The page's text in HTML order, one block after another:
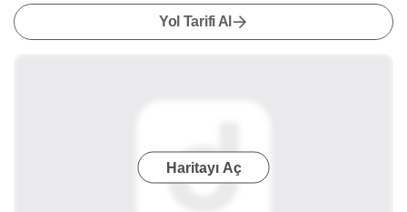
Yol Tarifi Al
Haritayı Aç